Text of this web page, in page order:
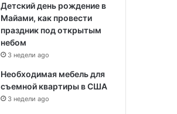
Детский день рождение в
Майами, как провести
праздник под открытым
небом
3 недели ago
Необходимая мебель для
съемной квартиры в США
3 недели ago